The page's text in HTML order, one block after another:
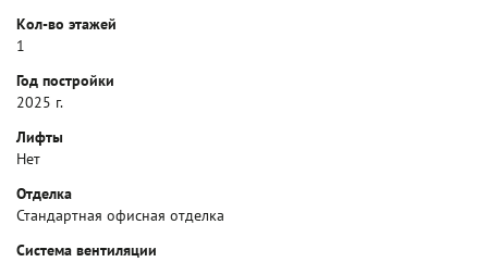
Кол-во этажей
1
Год постройки
2025 г.
Лифты
Нет
Отделка
Стандартная офисная отделка
Система вентиляции